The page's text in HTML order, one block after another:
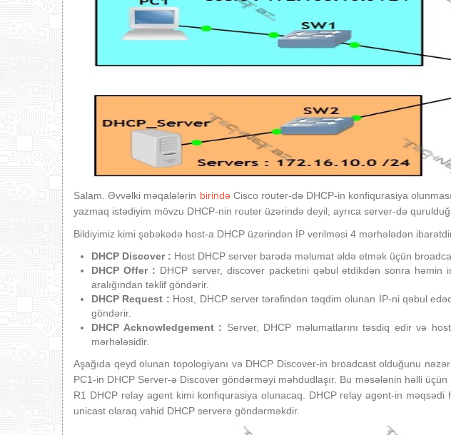
Salam. Əvvəlki məqalələrin birindəCisco router-də DHCP-in konfiqurasiya
yazmaq istədiyim mövzu DHCP-nin router üzərində deyil, ayrıca server-də
Bildiyimiz kimi şəbəkədə host-a DHCP üzərindən İP verilməsi 4 mərhələdən
DHCP Discover : Host DHCP server barədə məlumat əldə etmək üçün
DHCP Offer : DHCP server, discover packetini qəbul etdikdən sonra həmin
aralığından təklif göndərir.
DHCP Request : Host, DHCP server tərəfindən təqdim olunan İP-ni qəbul
göndərir.
DHCP Acknowledgement : Server, DHCP məlumatlarını təsdiq edir və
mərhələsidir.
Aşağıda qeyd olunan topologiyanı və DHCP Discover-in broadcast olduğunu
PC1-in DHCP Server-ə Discover göndərməyi məhdudlaşır. Bu məsələnin həlli
R1 DHCP relay agent kimi konfiqurasiya olunacaq. DHCP relay agent-in məqsədi
unicast olaraq vahid DHCP serverə göndərməkdir.